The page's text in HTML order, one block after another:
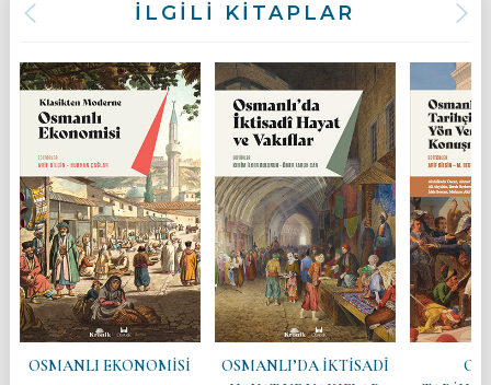
İLGİLİ KİTAPLAR
OSMANLI EKONOMİSİ
OSMANLI’DA İKTİSADÎ